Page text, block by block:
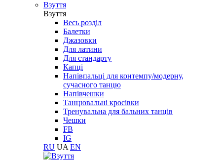
Взуття
Взуття
Весь розділ
Балетки
Джазовки
Для латини
Для стандарту
Капці
Напівпальці для контемпу/модерну,
сучасного танцю
Напівчешки
Танцювальні кросівки
Тренувальна для бальних танців
Чешки
FB
IG
RU UA EN